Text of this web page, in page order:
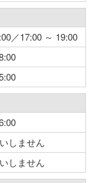
／17:00 ～ 19:00
しません
しません